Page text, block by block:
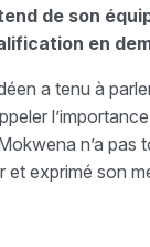
de son
en
a tenu à
n’a pas
exprimé son